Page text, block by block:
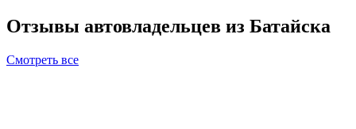
Отзывы автовладельцев из Батайска
Смотреть все